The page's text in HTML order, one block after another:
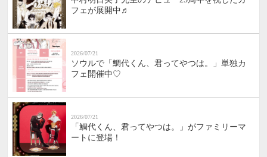
フェが展開中♬
2026/07/21
ソウルで「鯛代くん、君ってやつは。」単独カ
フェ開催中♡
2026/07/21
「鯛代くん、君ってやつは。」がファミリーマ
ートに登場！